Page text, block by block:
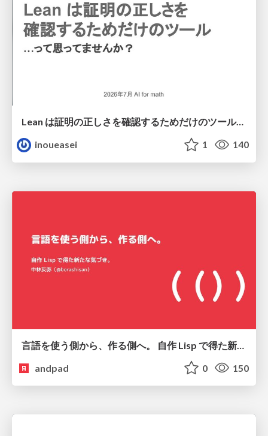
Lean は証明の正しさを確認するためだけのツールって思ってませんか？
inoueasei
1 140
andpad
0 150